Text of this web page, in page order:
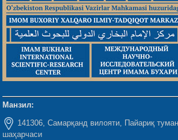
Манзил:
141306, Самарқанд вилояти, Пайариқ
шаҳарчаси